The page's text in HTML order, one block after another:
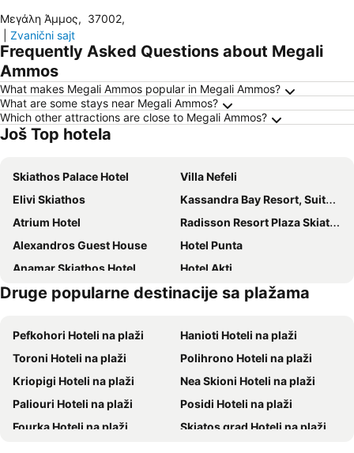
Μεγάλη Άμμος, 37002,
Zvanični sajt
Frequently Asked Questions about Megali
Ammos
What makes Megali Ammos popular in Megali Ammos?
What are some stays near Megali Ammos?
Which other attractions are close to Megali Ammos?
Još Top hotela
Skiathos Palace Hotel
Villa Nefeli
Elivi Skiathos
Kassandra Bay Resort, Suites & Spa
Atrium Hotel
Radisson Resort Plaza Skiathos
Alexandros Guest House
Hotel Punta
Anamar Skiathos Hotel
Hotel Akti
Hotel Rene
Hotel Paradise
Tsopela
Pension Laura
Atlas Hotel Skiathos
Vista Mare Skiathos
Hellen studios
Vassilias Beach Hotel
Pension Pineapple
Capella Skiathos Town
Adrina Beach Hotel
Magic Hotel
Druge popularne destinacije sa plažama
Pefkohori Hoteli na plaži
Hanioti Hoteli na plaži
Toroni Hoteli na plaži
Polihrono Hoteli na plaži
Kriopigi Hoteli na plaži
Nea Skioni Hoteli na plaži
Paliouri Hoteli na plaži
Posidi Hoteli na plaži
Fourka Hoteli na plaži
Skiatos grad Hoteli na plaži